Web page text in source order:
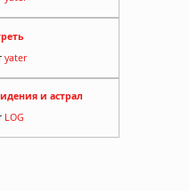
yater
и астрал
LOG